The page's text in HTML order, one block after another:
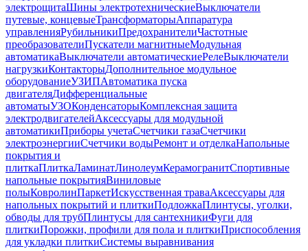
электрощитаШины электротехническиеВыключатели
путевые, концевыеТрансформаторыАппаратура
управленияРубильникиПредохранителиЧастотные
преобразователиПускатели магнитныеМодульная
автоматикаВыключатели автоматическиеРелеВыключатели
нагрузкиКонтакторыДополнительное модульное
оборудованиеУЗИПАвтоматика пуска
двигателяДифференциальные
автоматыУЗОКонденсаторыКомплексная защита
электродвигателейАксессуары для модульной
автоматикиПриборы учетаСчетчики газаСчетчики
электроэнергииСчетчики водыРемонт и отделкаНапольные
покрытия и
плиткаПлиткаЛаминатЛинолеумКерамогранитСпортивные
напольные покрытияВиниловые
полыКовролинПаркетИскусственная траваАксессуары для
напольных покрытий и плиткиПодложкаПлинтусы, уголки,
обводы для трубПлинтусы для сантехникиФуги для
плиткиПорожки, профили для пола и плиткиПриспособления
для укладки плиткиСистемы выравнивания